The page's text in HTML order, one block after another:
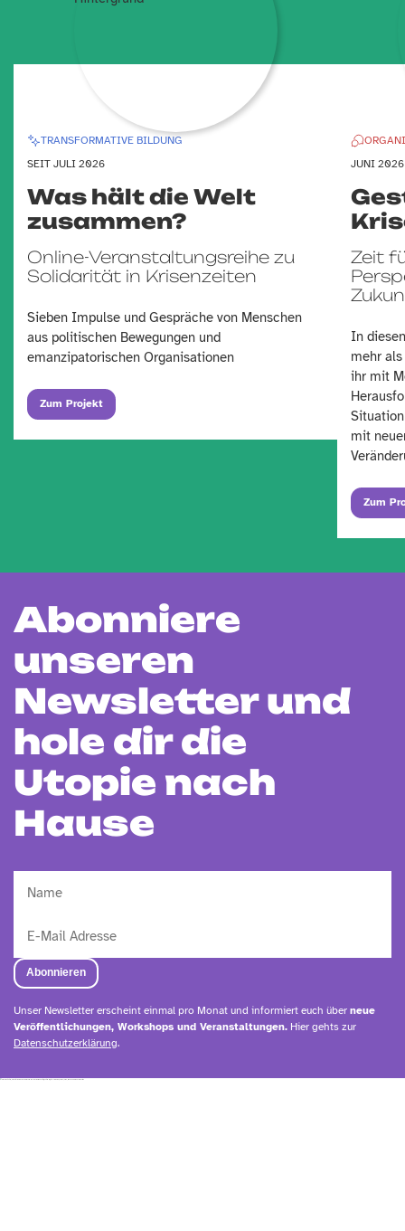
TRANSFORMATIVE BILDUNG
SEIT JULI 2026
Was hält die Welt
zusammen?
Online-Veranstaltungsreihe zu
Solidarität in Krisenzeiten
Sieben Impulse und Gespräche von Menschen
aus politischen Bewegungen und
emanzipatorischen Organisationen
Zum Projekt
JUNI 2026
Zeit
In
mehr
ihr mit
mit
Zum
Abonniere
unseren
Newsletter und
hole dir die
Utopie nach
Hause
Unser Newsletter erscheint einmal pro Monat und informiert euch über neue
Veröffentlichungen, Workshops und Veranstaltungen. Hier gehts zur
Datenschutzerklärung.